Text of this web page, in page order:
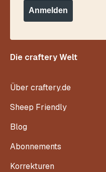
Die craftery Welt
Über craftery.de
Sheep Friendly
Blog
Abonnements
Korrekturen
Anmelden